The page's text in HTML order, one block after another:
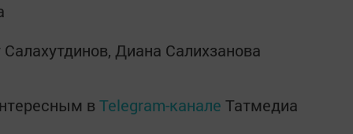
Диана Салихзанова
в Telegram-канале Татмедиа